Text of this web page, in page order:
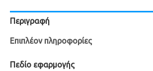
Περιγραφή
Επιπλέον πληροφορίες
Πεδίο εφαρμογής